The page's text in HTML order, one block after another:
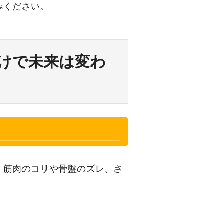
ださい。
で未来は変わ
肉のコリや骨盤のズレ、さ